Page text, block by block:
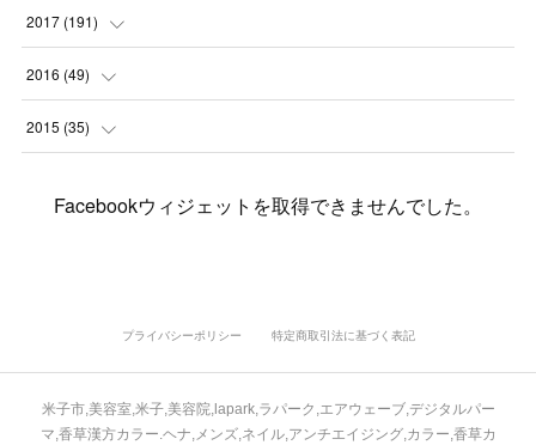
(1)
(5)
(8)
(8)
(6)
(3)
(3)
(3)
(7)
(4
(6)
(1)
(2)
(6
(7
(15)
(10)
(13)
(6)
(12 )
(7
(8)
( 4)
2017 (191)
(12 )
(11 )
(23)
(20)
2016 (49)
(2
(3)
(3)
2015 (35)
(3)
(2)
Facebookウィジェットを取得できませんでした。
プライバシーポリシー 特定商取引法に基づく表記
米子市,美容室,米子,美容院,lapark,ラパーク,エアウェーブ,デジタルパー
マ,香草漢方カラー.ヘナ,メンズ,ネイル,アンチエイジング,カラー,香草カ